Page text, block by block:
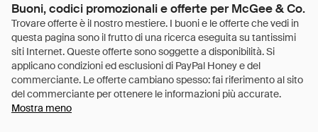
Buoni, codici promozionali e offerte per McGee & Co.
Mostra meno